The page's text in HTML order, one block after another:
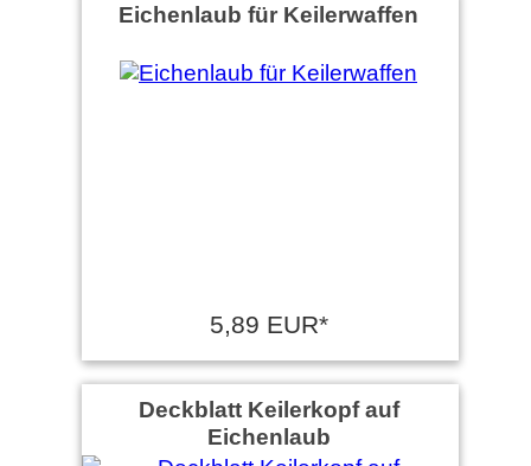
Eichenlaub für Keilerwaffen
5,89 EUR*
Deckblatt Keilerkopf auf
Eichenlaub